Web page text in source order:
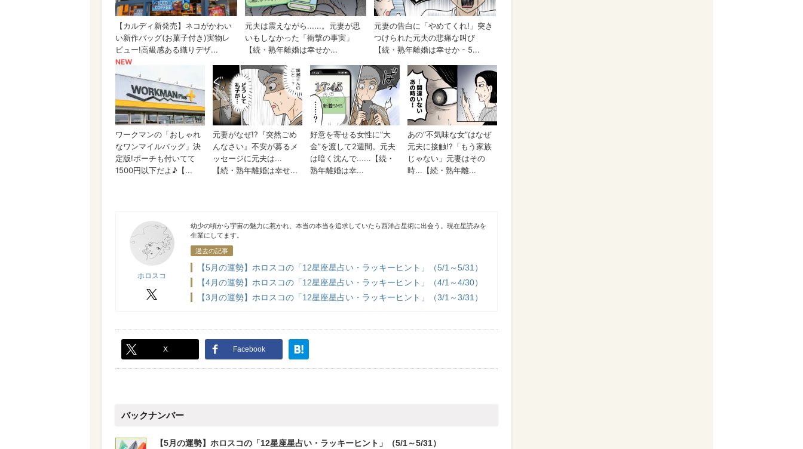
ホロスコ
ホロスコ
幼少の頃から宇宙の魅力に惹かれ、本当の本当を追求していたら西洋占星術に出会う。現在星読みを
生業にしてます。
過去の記事
【5月の運勢】ホロスコの「12星座星占い・ラッキーヒント」（5/1～5/31）
【4月の運勢】ホロスコの「12星座星占い・ラッキーヒント」（4/1～4/30）
【3月の運勢】ホロスコの「12星座星占い・ラッキーヒント」（3/1～3/31）
X Facebook
バックナンバー
【5月の運勢】ホロスコの「12星座星占い・ラッキーヒント」（5/1～5/31）